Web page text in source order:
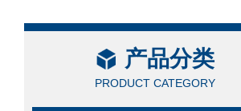
产品分类
PRODUCT CATEGORY